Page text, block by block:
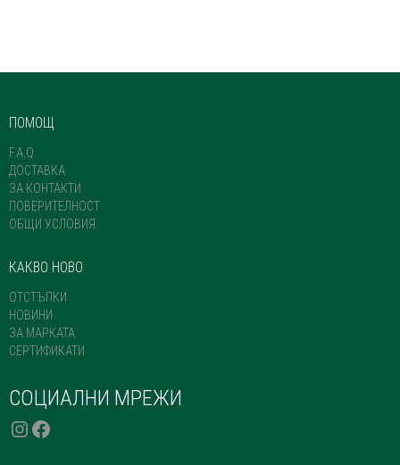
ПОМОЩ
F.A.Q.
ДОСТАВКА
ЗА КОНТАКТИ
ПОВЕРИТЕЛНОСТ
ОБЩИ УСЛОВИЯ
КАКВО НОВО
ОТСТЪПКИ
НОВИНИ
ЗА МАРКАТА
СЕРТИФИКАТИ
СОЦИАЛНИ МРЕЖИ
INSTAGRAM
FACEBOOK